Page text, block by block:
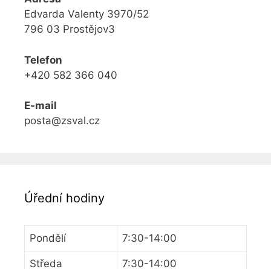
Edvarda Valenty 3970/52
796 03 Prostějov3
Telefon
+420 582 366 040
E-mail
posta@zsval.cz
Úřední hodiny
Pondělí 7:30-14:00
Středa 7:30-14:00